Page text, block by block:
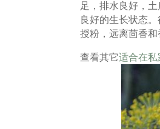
足，排水良好，
良好的生长状态
授粉，远离茴香和
查看其它适合在私